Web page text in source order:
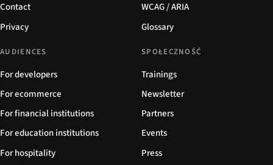
Contact
Privacy
WCAG / ARIA
Glossary
AUDIENCES
For developers
For ecommerce
For financial institutions
For education institutions
For hospitality
SPOŁECZNOŚĆ
Trainings
Newsletter
Partners
Events
Press